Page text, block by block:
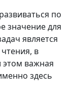
по
значение для
является
в
этом важная
здесь